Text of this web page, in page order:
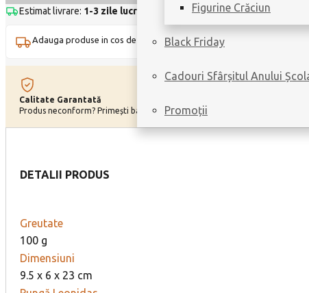
Figurine Crăciun
Black Friday
Cadouri Sfârșitul Anului
Promoții
Estimat livrare: 1-3 zile lucrătoare Livrare doar în București
Adauga produse in cos de inca200,00leisi primesti transport
Calitate Garantată
Produs neconform? Primești banii înapoi.
Personalizează-
DETALII PRODUS
Greutate
100 g
Dimensiuni
9.5 x 6 x 23 cm